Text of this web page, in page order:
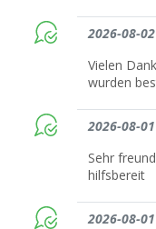
2026-08-02
Vielen
wurden
2026-08-01
Sehr
hilfsbereit
2026-08-01